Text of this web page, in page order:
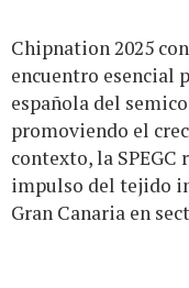
Chipnation 2025
encuentro esencial
española del
promoviendo el
contexto, la
impulso del tejido
Gran Canaria en